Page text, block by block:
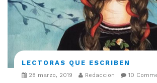
LECTORAS QUE ESCRIBEN
28 marzo, 2019 Redaccion 10